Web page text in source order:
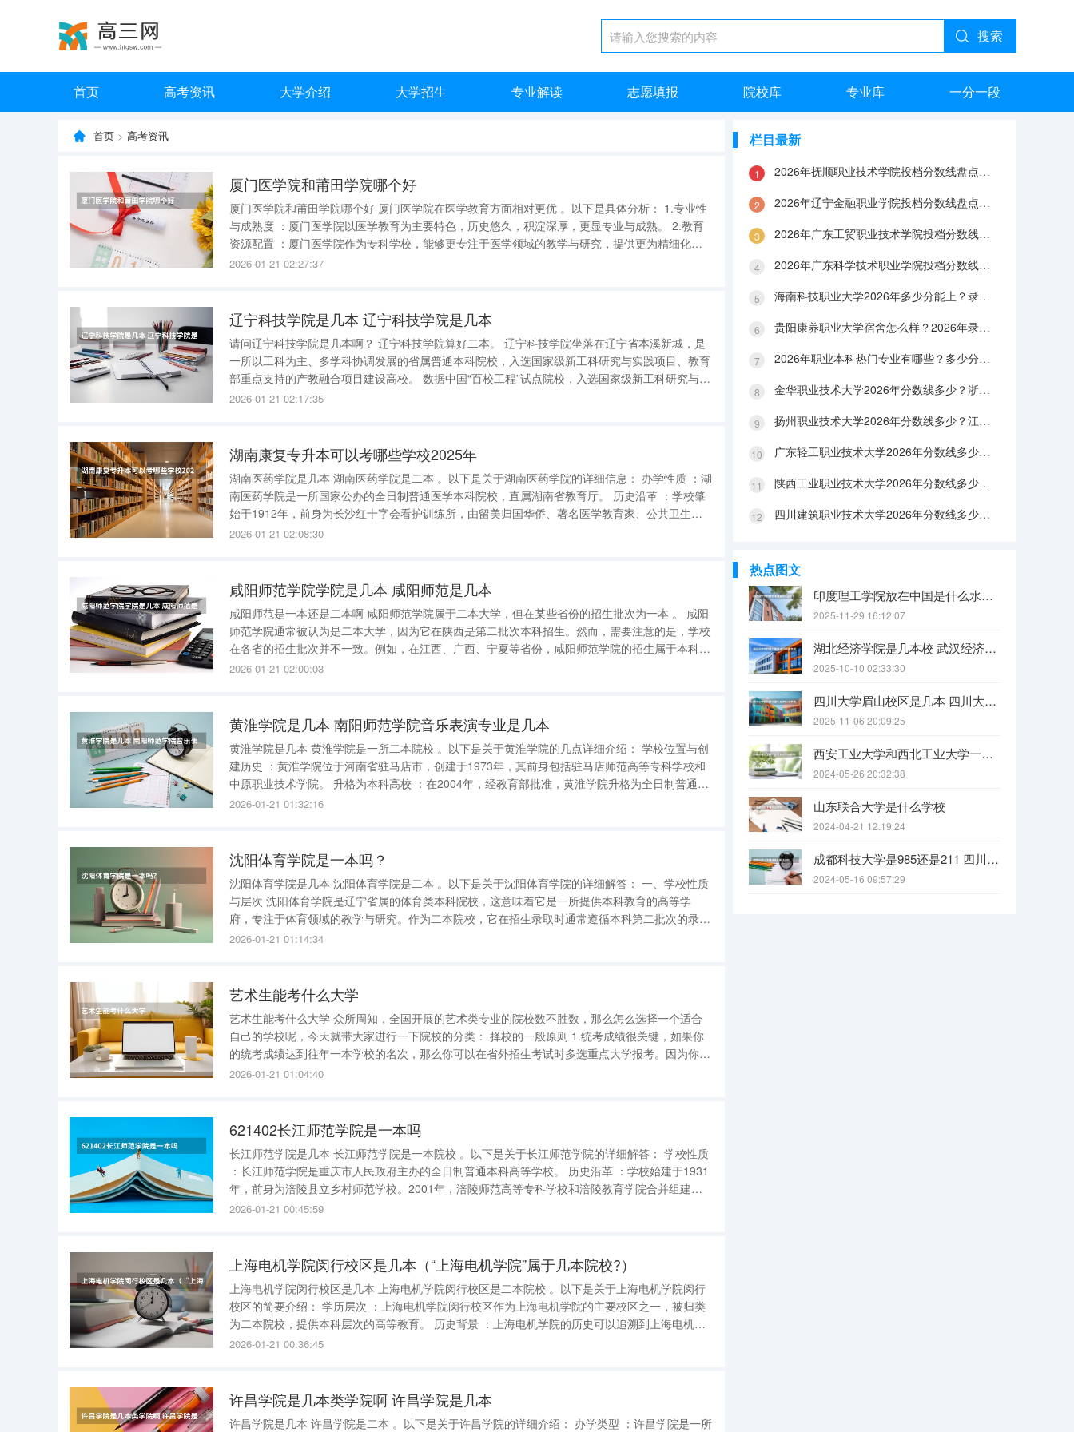
搜索
首页 高考资讯 大学介绍 大学招生 专业解读 志愿填报 院校库 专业库 一分一段
首页 > 高考资讯
厦门医学院和莆田学院哪个好
厦门医学院和莆田学院哪个好 厦门医学院在医学教育方面相对更优 。以下是具体分析： 1.专业性
与成熟度 ：厦门医学院以医学教育为主要特色，历史悠久，积淀深厚，更显专业与成熟。 2.教育
资源配置 ：厦门医学院作为专科学校，能够更专注于医学领域的教学与研究，提供更为精细化、
专业化的教育资源。 3.学科门类 ：莆田学院是一所综合性公立本科大学，学科门类广泛，涵盖
2026-01-21 02:27:37
辽宁科技学院是几本 辽宁科技学院是几本
请问辽宁科技学院是几本啊？ 辽宁科技学院算好二本。 辽宁科技学院坐落在辽宁省本溪新城，是
一所以工科为主、多学科协调发展的省属普通本科院校，入选国家级新工科研究与实践项目、教育
部重点支持的产教融合项目建设高校。 数据中国“百校工程”试点院校，入选国家级新工科研究与实
践项目、教育部重点支持的产教融合项目建设高校、数据中国“百校工程”试点院校、辽宁省首批向
2026-01-21 02:17:35
湖南康复专升本可以考哪些学校2025年
湖南医药学院是几本 湖南医药学院是二本 。以下是关于湖南医药学院的详细信息： 办学性质 ：湖
南医药学院是一所国家公办的全日制普通医学本科院校，直属湖南省教育厅。 历史沿革 ：学校肇
始于1912年，前身为长沙红十字会看护训练所，由留美归国华侨、著名医学教育家、公共卫生学
家颜福庆先生创立。历经多次更名和升级，于2014年5月经教育部批准升格为湖南医药学院。 地理
2026-01-21 02:08:30
咸阳师范学院学院是几本 咸阳师范是几本
咸阳师范是一本还是二本啊 咸阳师范学院属于二本大学，但在某些省份的招生批次为一本 。 咸阳
师范学院通常被认为是二本大学，因为它在陕西是第二批次本科招生。然而，需要注意的是，学校
在各省的招生批次并不一致。例如，在江西、广西、宁夏等省份，咸阳师范学院的招生属于本科二
批，即二本。但在青海，它实行的是本科一批次招生，可以被认为是一本。同时，也有一些省份已
2026-01-21 02:00:03
黄淮学院是几本 南阳师范学院音乐表演专业是几本
黄淮学院是几本 黄淮学院是一所二本院校 。以下是关于黄淮学院的几点详细介绍： 学校位置与创
建历史 ：黄淮学院位于河南省驻马店市，创建于1973年，其前身包括驻马店师范高等专科学校和
中原职业技术学院。 升格为本科高校 ：在2004年，经教育部批准，黄淮学院升格为全日制普通本
2026-01-21 01:32:16
沈阳体育学院是一本吗？
沈阳体育学院是几本 沈阳体育学院是二本 。以下是关于沈阳体育学院的详细解答： 一、学校性质
与层次 沈阳体育学院是辽宁省属的体育类本科院校，这意味着它是一所提供本科教育的高等学
府，专注于体育领域的教学与研究。作为二本院校，它在招生录取时通常遵循本科第二批次的录取
标准。 二、共建单位与地位 沈阳体育学院由国家体育总局与辽宁省人民政府共建，这一共建关系
2026-01-21 01:14:34
艺术生能考什么大学
艺术生能考什么大学 众所周知，全国开展的艺术类专业的院校数不胜数，那么怎么选择一个适合
自己的学校呢，今天就带大家进行一下院校的分类： 择校的一般原则 1.统考成绩很关键，如果你
的统考成绩达到往年一本学校的名次，那么你可以在省外招生考试时多选重点大学报考。因为你省
内至少会能上二本以上的学校。 2.在绝大多数情况下，优先选择公办院校。因为东方国家的高等教
2026-01-21 01:04:40
621402长江师范学院是一本吗
长江师范学院是几本 长江师范学院是一本院校 。以下是关于长江师范学院的详细解答： 学校性质
：长江师范学院是重庆市人民政府主办的全日制普通本科高等学校。 历史沿革 ：学校始建于1931
年，前身为涪陵县立乡村师范学校。2001年，涪陵师范高等专科学校和涪陵教育学院合并组建涪
2026-01-21 00:45:59
上海电机学院闵行校区是几本（“上海电机学院”属于几本院校?）
上海电机学院闵行校区是几本 上海电机学院闵行校区是二本院校 。以下是关于上海电机学院闵行
校区的简要介绍： 学历层次 ：上海电机学院闵行校区作为上海电机学院的主要校区之一，被归类
为二本院校，提供本科层次的高等教育。 历史背景 ：上海电机学院的历史可以追溯到上海电机制
造学校，这是一所重点中专教育机构。在恢复高考制度后，它转变为上海电机制造专科学校，并以
2026-01-21 00:36:45
许昌学院是几本类学院啊 许昌学院是几本
许昌学院是几本 许昌学院是二本 。以下是关于许昌学院的详细介绍： 办学类型 ：许昌学院是一所
栏目最新
2026年抚顺职业技术学院投档分数线盘点：录取分数、生活与就业指南
2026年辽宁金融职业学院投档分数线盘点：录取分数、生活与就业指南
2026年广东工贸职业技术学院投档分数线盘点：录取分数、生活与就业指南
2026年广东科学技术职业学院投档分数线盘点：录取分数、生活与就业指南
海南科技职业大学2026年多少分能上？录取分数线与生活成本解答
贵阳康养职业大学宿舍怎么样？2026年录取分数、费用及入学手续
2026年职业本科热门专业有哪些？多少分能上？绿牌专业有哪些？
金华职业技术大学2026年分数线多少？浙江考生563分能上吗？机械专业好就业吗？
扬州职业技术大学2026年分数线多少？江苏考生528分能上吗？医养照护好就业吗？
广东轻工职业技术大学2026年分数线多少？广东考生542分能上吗？
陕西工业职业技术大学2026年分数线多少？陕西考生355分能上吗？机械专业好就业吗？
四川建筑职业技术大学2026年分数线多少？四川考生510分能上吗？建筑专业好就业吗？
热点图文
印度理工学院放在中国是什么水平？
2025-11-29 16:12:07
湖北经济学院是几本校 武汉经济学院是几本
2025-10-10 02:33:30
四川大学眉山校区是几本 四川大学锦江学院是几本？咋样？
2025-11-06 20:09:25
西安工业大学和西北工业大学一样吗
2024-05-26 20:32:38
山东联合大学是什么学校
2024-04-21 12:19:24
成都科技大学是985还是211 四川科技大学全国排名
2024-05-16 09:57:29